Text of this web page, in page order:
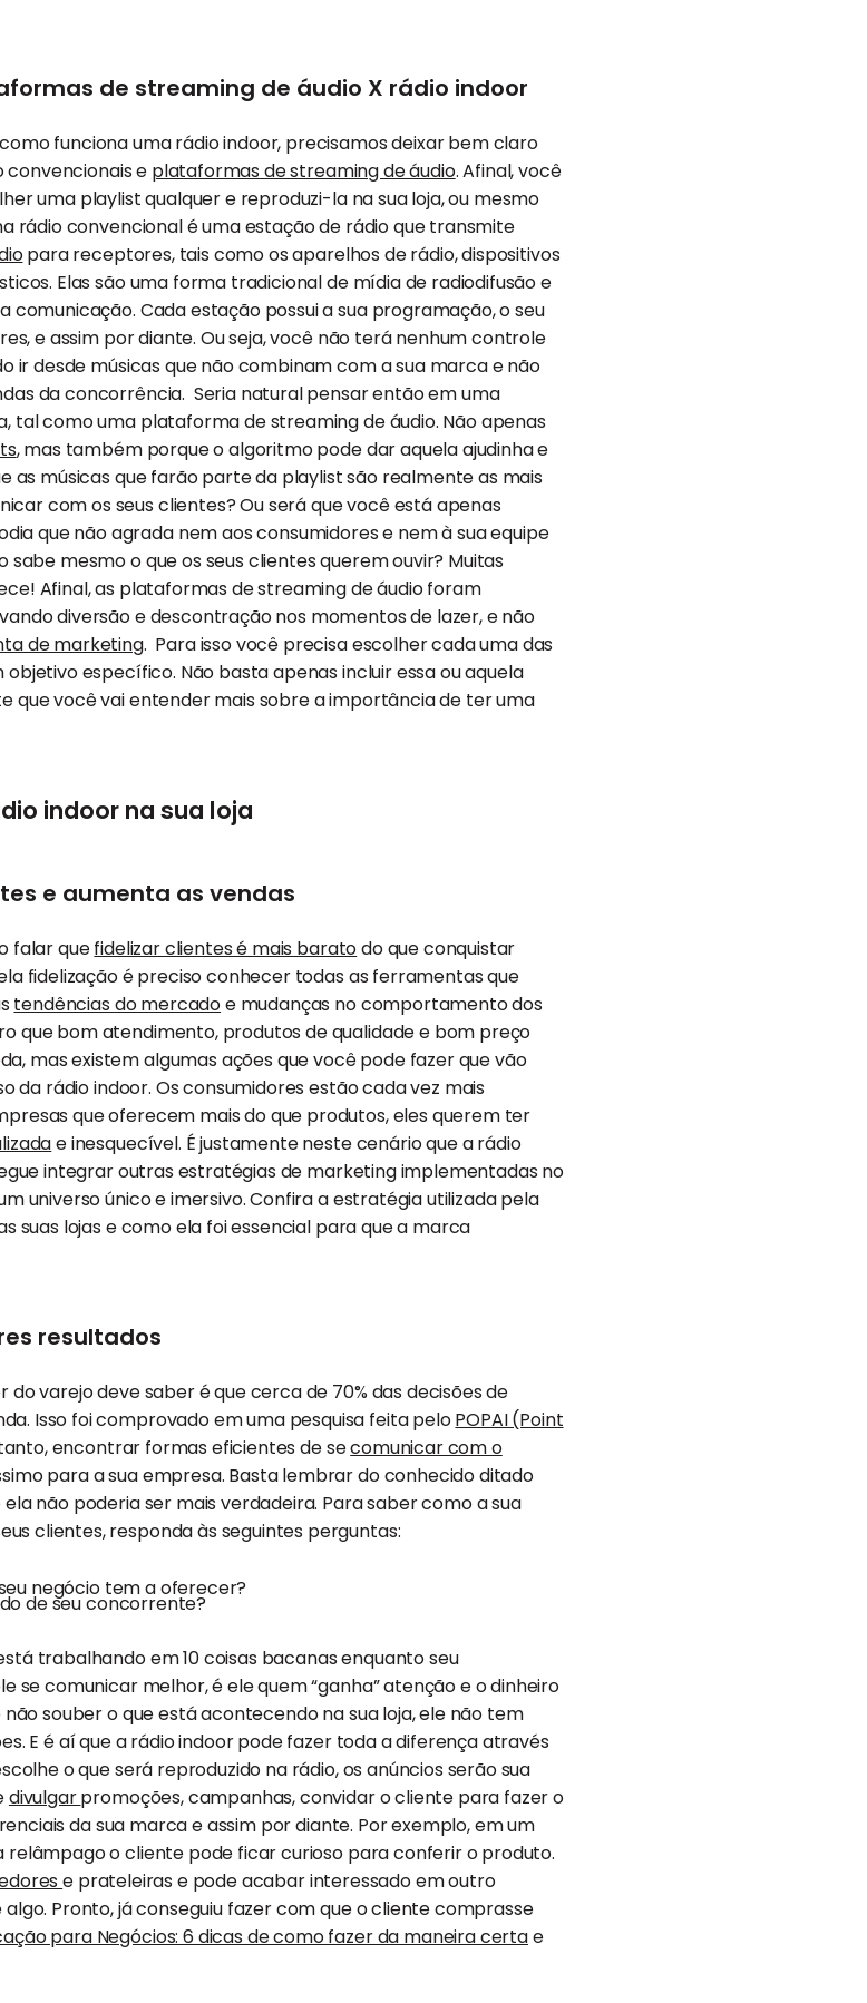
de streaming de áudio X rádio indoor
funciona uma rádio indoor, precisamos deixar bem claro
convencionais e plataformas de streaming de áudio. Afinal, você
uma playlist qualquer e reproduzi-la na sua loja, ou mesmo
rádio convencional é uma estação de rádio que transmite
para receptores, tais como os aparelhos de rádio, dispositivos
Elas são uma forma tradicional de mídia de radiodifusão e
comunicação. Cada estação possui a sua programação, o seu
e assim por diante. Ou seja, você não terá nenhum controle
ir desde músicas que não combinam com a sua marca e não
da concorrência. Seria natural pensar então em uma
tal como uma plataforma de streaming de áudio. Não apenas
, mas também porque o algoritmo pode dar aquela ajudinha e
as músicas que farão parte da playlist são realmente as mais
com os seus clientes? Ou será que você está apenas
que não agrada nem aos consumidores e nem à sua equipe
sabe mesmo o que os seus clientes querem ouvir? Muitas
Afinal, as plataformas de streaming de áudio foram
diversão e descontração nos momentos de lazer, e não
de marketing. Para isso você precisa escolher cada uma das
específico. Não basta apenas incluir essa ou aquela
que você vai entender mais sobre a importância de ter uma
indoor na sua loja
e aumenta as vendas
falar quefidelizar clientes é mais baratodo que conquistar
fidelização é preciso conhecer todas as ferramentas que
tendências do mercadoe mudanças no comportamento dos
que bom atendimento, produtos de qualidade e bom preço
mas existem algumas ações que você pode fazer que vão
da rádio indoor. Os consumidores estão cada vez mais
que oferecem mais do que produtos, eles querem ter
e inesquecível. É justamente neste cenário que a rádio
integrar outras estratégias de marketing implementadas no
universo único e imersivo. Confira a estratégia utilizada pela
suas lojas e como ela foi essencial para que a marca
resultados
varejo deve saber é que cerca de 70% das decisões de
Isso foi comprovado em uma pesquisa feita peloPOPAI (Point
encontrar formas eficientes de secomunicar com o
para a sua empresa. Basta lembrar do conhecido ditado
não poderia ser mais verdadeira. Para saber como a sua
clientes, responda às seguintes perguntas:
negócio tem a oferecer?
de seu concorrente?
trabalhando em 10 coisas bacanas enquanto seu
se comunicar melhor, é ele quem “ganha” atenção e o dinheiro
souber o que está acontecendo na sua loja, ele não tem
E é aí que a rádio indoor pode fazer toda a diferença através
o que será reproduzido na rádio, os anúncios serão sua
divulgarpromoções, campanhas, convidar o cliente para fazer o
da sua marca e assim por diante. Por exemplo, em um
o cliente pode ficar curioso para conferir o produto.
e prateleiras e pode acabar interessado em outro
Pronto, já conseguiu fazer com que o cliente comprasse
para Negócios: 6 dicas de como fazer da maneira certae